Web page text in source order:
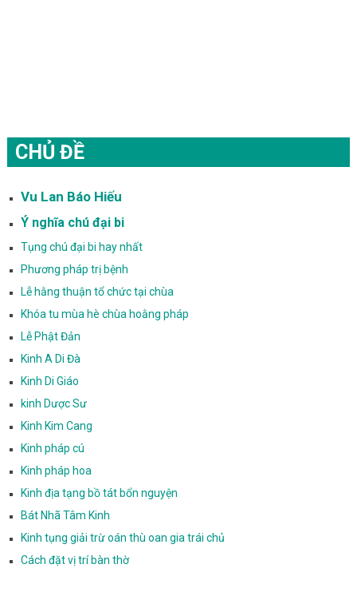
CHỦ ĐỀ
Vu Lan Báo Hiếu
Ý nghĩa chú đại bi
Tụng chú đại bi hay nhất
Phương pháp trị bệnh
Lễ hằng thuận tổ chức tại chùa
Khóa tu mùa hè chùa hoằng pháp
Lễ Phật Đản
Kinh A Di Đà
Kinh Di Giáo
kinh Dược Sư
Kinh Kim Cang
Kinh pháp cú
Kinh pháp hoa
Kinh địa tạng bồ tát bổn nguyện
Bát Nhã Tâm Kinh
Kinh tụng giải trừ oán thù oan gia trái chủ
Cách đặt vị trí bàn thờ